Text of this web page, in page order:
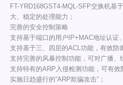
FT-YRD168GST4-MQL-SFP交换机基
大、稳定的处理能力；
完善的安全控制策略
支持基于端口的用户IP+MAC地址认证
支持基于三、四层的ACL功能，有效防
支持完善的风暴控制功能，可对广播、
支持特有的ARP入侵检测功能，可有
实施日趋盛行的“ARP欺骗攻击”；